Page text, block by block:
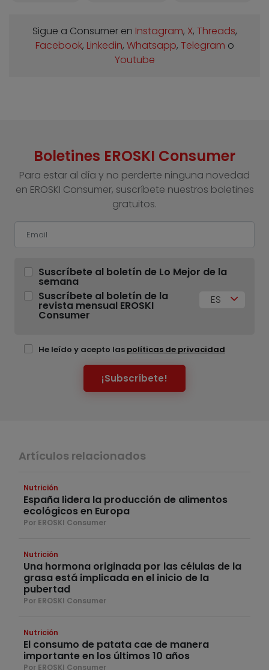
Sigue a Consumer en Instagram, X, Threads,
Facebook, Linkedin, Whatsapp, Telegram o
Youtube
Boletines EROSKI Consumer
Para estar al día y no perderte ninguna novedad
en EROSKI Consumer, suscríbete nuestros boletines
gratuitos.
Suscríbete al boletín de Lo Mejor de la
semana
Suscríbete al boletín de la
revista mensual EROSKI
Consumer
ES
He leído y acepto las políticas de privacidad
¡Subscríbete!
Artículos relacionados
Nutrición
España lidera la producción de alimentos
ecológicos en Europa
Por EROSKI Consumer
Nutrición
Una hormona originada por las células de la
grasa está implicada en el inicio de la
pubertad
Por EROSKI Consumer
Nutrición
El consumo de patata cae de manera
importante en los últimos 10 años
Por EROSKI Consumer